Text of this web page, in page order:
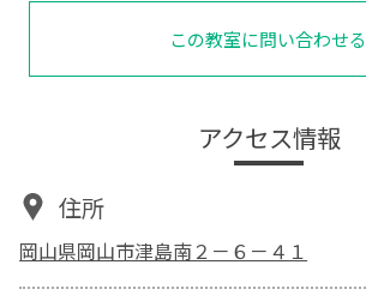
この教室に問い合わせる
アクセス情報
住所
岡山県岡山市津島南２－６－４１